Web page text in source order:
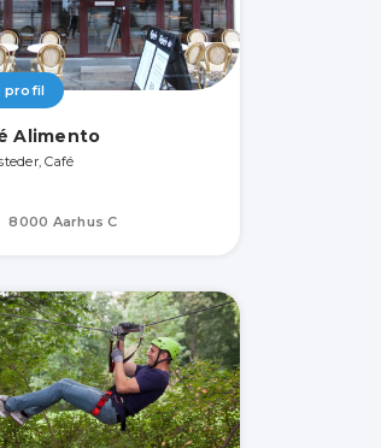
profil
Alimento
Café
8000 Aarhus C